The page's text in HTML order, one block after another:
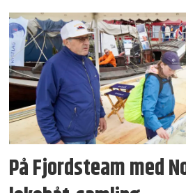
På Fjordsteam med